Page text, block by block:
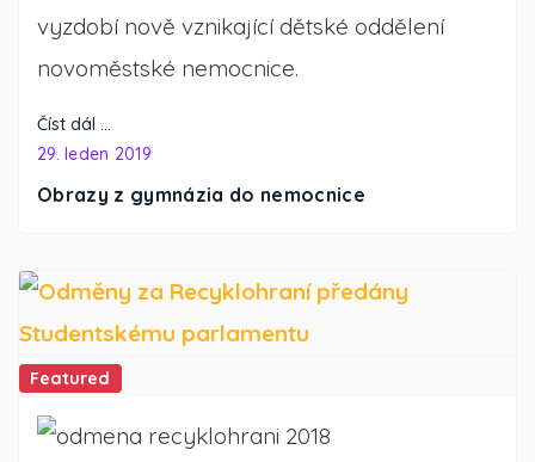
Obrazy z gymnázia do nemocnice
29. leden 2019
vyzdobí nově vznikající dětské oddělení
novoměstské nemocnice.
Číst dál …
Featured